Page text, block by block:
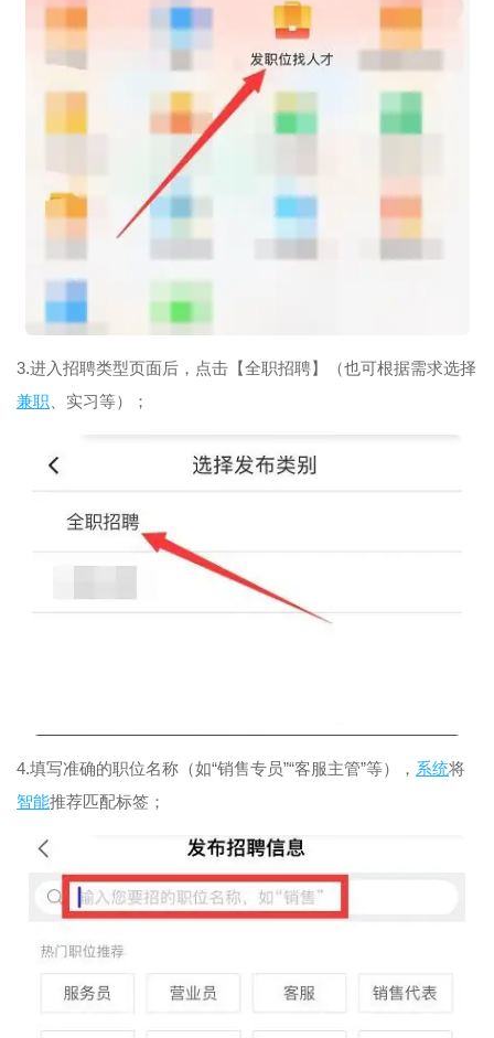
3.进入招聘类型页面后，点击【全职招聘】（也可根据需求选择
兼职 、实习等）；
4.填写准确的职位名称（如“销售专员”“客服主管”等）， 系统将
智能推荐匹配标签；